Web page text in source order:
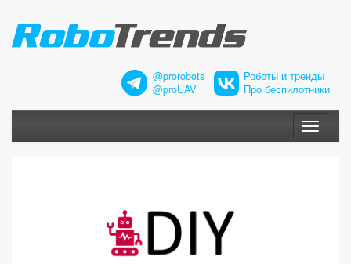
@prorobots
@proUAV
Роботы и тренды
Про беспилотники
Меню